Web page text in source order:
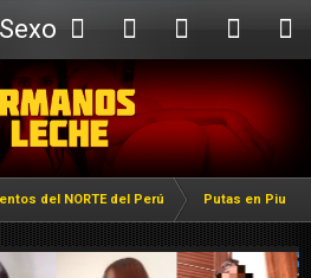
Sexo
Webcam
del NORTE del Perú Putas en Piura